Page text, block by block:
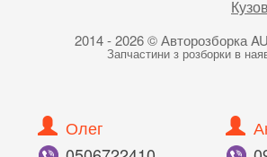
2014 - 2026 © Авторозборка
Запчастини з розборки в
Олег